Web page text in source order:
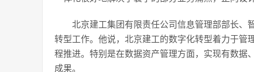
北京建工集团有限责任公司信息管理部部长、
转型工作。他说，北京建工的数字化转型着力于管
程推进。特别是在数据资产管理方面，实现有数据
成果。